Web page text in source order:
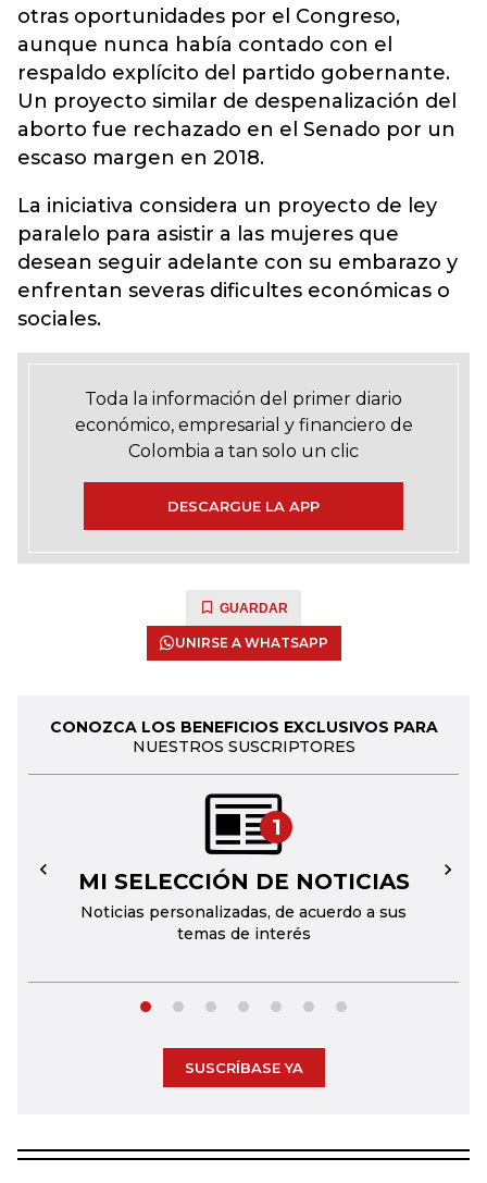
otras oportunidades por el Congreso,
aunque nunca había contado con el
respaldo explícito del partido gobernante.
Un proyecto similar de despenalización del
aborto fue rechazado en el Senado por un
escaso margen en 2018.
La iniciativa considera un proyecto de ley
paralelo para asistir a las mujeres que
desean seguir adelante con su embarazo y
enfrentan severas dificultes económicas o
sociales.
Toda la información del primer diario
económico, empresarial y financiero de
Colombia a tan solo un clic
DESCARGUE LA APP
GUARDAR
UNIRSE A WHATSAPP
CONOZCA LOS BENEFICIOS EXCLUSIVOS PARA
NUESTROS SUSCRIPTORES
1
MI SELECCIÓN DE NOTICIAS
Noticias personalizadas, de acuerdo a sus
temas de interés
← →
SUSCRÍBASE YA